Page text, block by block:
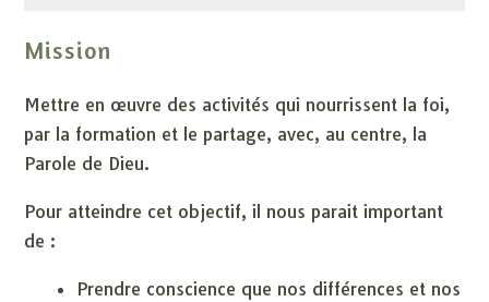
Mission
Mettre en œuvre des activités qui nourrissent la foi,
par la formation et le partage, avec, au centre, la
Parole de Dieu.
Pour atteindre cet objectif, il nous parait important
de :
Prendre conscience que nos différences et nos